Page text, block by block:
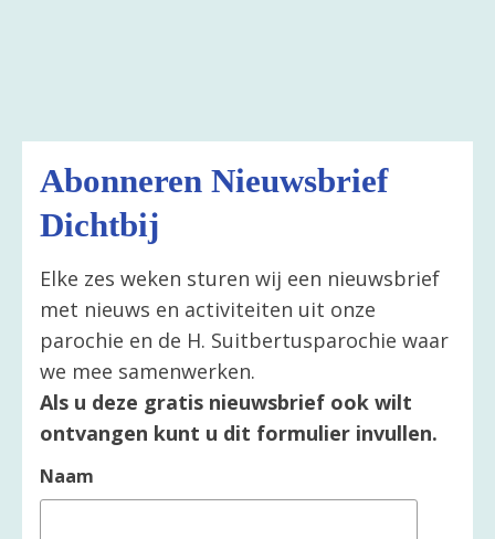
Abonneren Nieuwsbrief
Dichtbij
Elke zes weken sturen wij een nieuwsbrief
met nieuws en activiteiten uit onze
parochie en de H. Suitbertusparochie waar
we mee samenwerken.
Als u deze gratis nieuwsbrief ook wilt
ontvangen kunt u dit formulier invullen.
Naam